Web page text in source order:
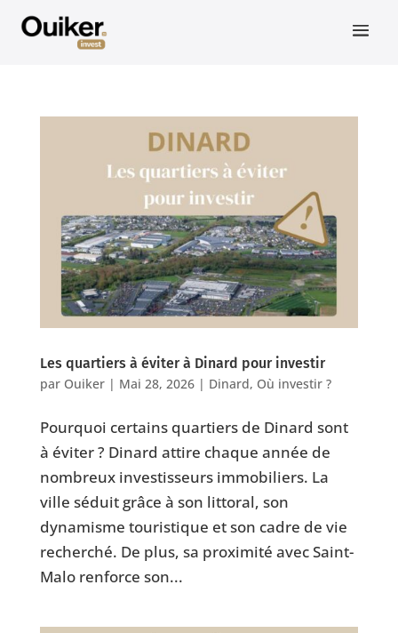
Les quartiers à éviter à Dinard pour investir
par Ouiker| Mai 28, 2026| Dinard, Où investir ?
Pourquoi certains quartiers de Dinard sont
à éviter ? Dinard attire chaque année de
nombreux investisseurs immobiliers. La
ville séduit grâce à son littoral, son
dynamisme touristique et son cadre de vie
recherché. De plus, sa proximité avec Saint-
Malo renforce son...